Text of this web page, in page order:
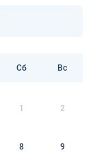
Сб Вс
1 2
8 9